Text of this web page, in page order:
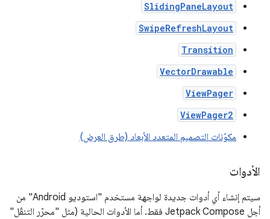
SlidingPaneLayout
SwipeRefreshLayout
Transition
VectorDrawable
ViewPager
ViewPager2
مكوّنات التصميم المتعدد الأبعاد (طرق العرض)
الأدوات
سيتم إنشاء أي أدوات جديدة لواجهة مستخدم "استوديو Android" من
أجل Jetpack Compose فقط. أما الأدوات الحالية (مثل "محرّر التنقّل"